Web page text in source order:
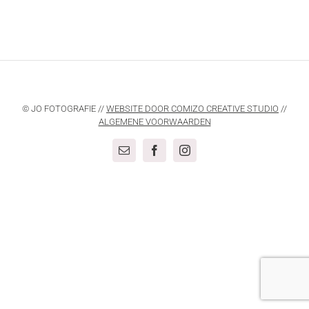
© JO FOTOGRAFIE // WEBSITE DOOR COMIZO CREATIVE STUDIO //
ALGEMENE VOORWAARDEN
E-
FacebookInstagram